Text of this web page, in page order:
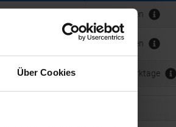
Über Cookies
ca. 5 Wochen
ca. 5 Wochen
ca. 3 - 5 Werktage